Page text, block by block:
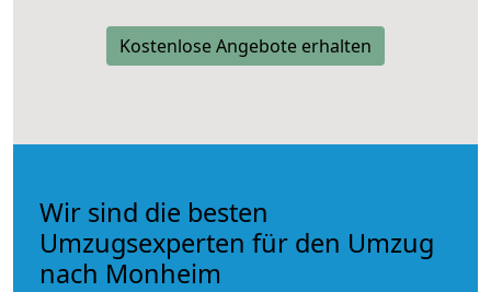
Kostenlose Angebote erhalten
Wir sind die besten
Umzugsexperten für den Umzug
nach Monheim